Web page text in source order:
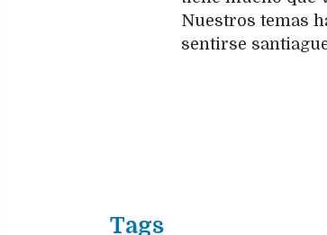
Nuestros temas
sentirse